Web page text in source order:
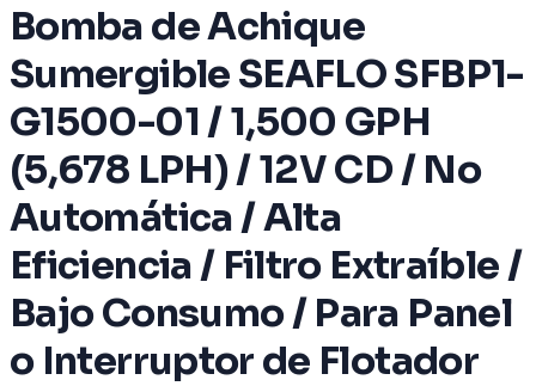
Bomba de Achique
Sumergible SEAFLO SFBP1-
G1500-01 / 1,500 GPH
(5,678 LPH) / 12V CD / No
Automática / Alta
Eficiencia / Filtro Extraíble /
Bajo Consumo / Para Panel
o Interruptor de Flotador